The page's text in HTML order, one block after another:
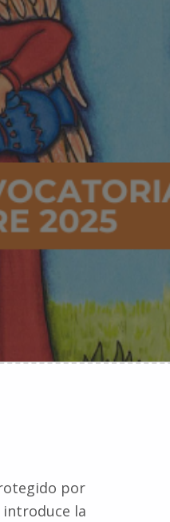
por
introduce la